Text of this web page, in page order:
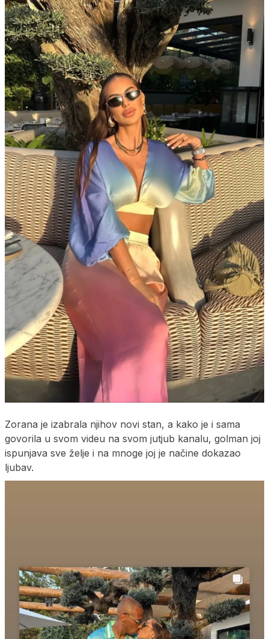
Zorana je izabrala njihov novi stan, a kako je i sama
govorila u svom videu na svom jutjub kanalu, golman joj
ispunjava sve želje i na mnoge joj je načine dokazao
ljubav.